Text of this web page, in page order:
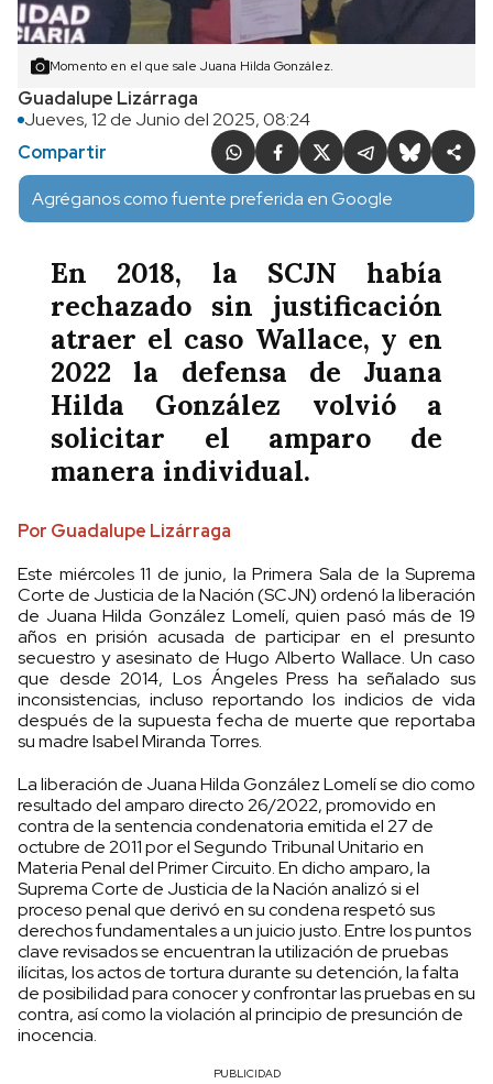
Momento en el que sale Juana Hilda González.
Guadalupe Lizárraga
Jueves, 12 de Junio del 2025, 08:24
Compartir
Agréganos como fuente preferida en Google
En 2018, la SCJN había
rechazado sin justificación
atraer el caso Wallace, y en
2022 la defensa de Juana
Hilda González volvió a
solicitar el amparo de
manera individual.
Por Guadalupe Lizárraga
Este miércoles 11 de junio, la Primera Sala de la Suprema
Corte de Justicia de la Nación (SCJN) ordenó la liberación
de Juana Hilda González Lomelí, quien pasó más de 19
años en prisión acusada de participar en el presunto
secuestro y asesinato de Hugo Alberto Wallace. Un caso
que desde 2014, Los Ángeles Press ha señalado sus
inconsistencias, incluso reportando los indicios de vida
después de la supuesta fecha de muerte que reportaba
su madre Isabel Miranda Torres.
La liberación de Juana Hilda González Lomelí se dio como
resultado del amparo directo 26/2022, promovido en
contra de la sentencia condenatoria emitida el 27 de
octubre de 2011 por el Segundo Tribunal Unitario en
Materia Penal del Primer Circuito. En dicho amparo, la
Suprema Corte de Justicia de la Nación analizó si el
proceso penal que derivó en su condena respetó sus
derechos fundamentales a un juicio justo. Entre los puntos
clave revisados se encuentran la utilización de pruebas
ilícitas, los actos de tortura durante su detención, la falta
de posibilidad para conocer y confrontar las pruebas en su
contra, así como la violación al principio de presunción de
inocencia.
PUBLICIDAD